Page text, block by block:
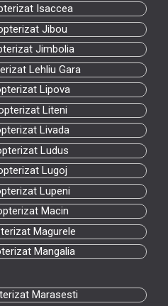
Isaccea
Jibou
Jimbolia
Lehliu Gara
Lipova
Liteni
Livada
Ludus
Lugoj
Lupeni
Macin
Magurele
Mangalia
Marasesti